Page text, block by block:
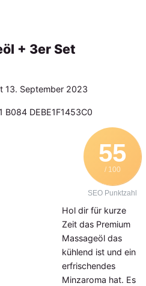
+ 3er Set
13. September 2023
55
/ 100
SEO Punktzahl
Hol dir für kurze
Zeit das Premium
Massageöl das
kühlend ist und ein
erfrischendes
Minzaroma hat. Es